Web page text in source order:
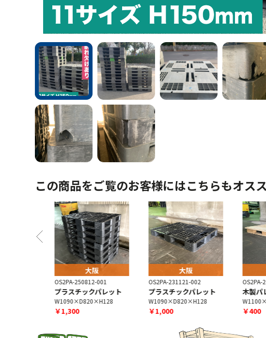
この商品をご覧のお客様にはこちらもオス
大阪
OS2PA-250812-001
プラスチックパレット
W1090×D820×H128
￥1,300
大阪
OS2PA-231121-002
プラスチックパレット
W1090×D820×H128
￥1,000
OS2PA-
木製パ
￥400